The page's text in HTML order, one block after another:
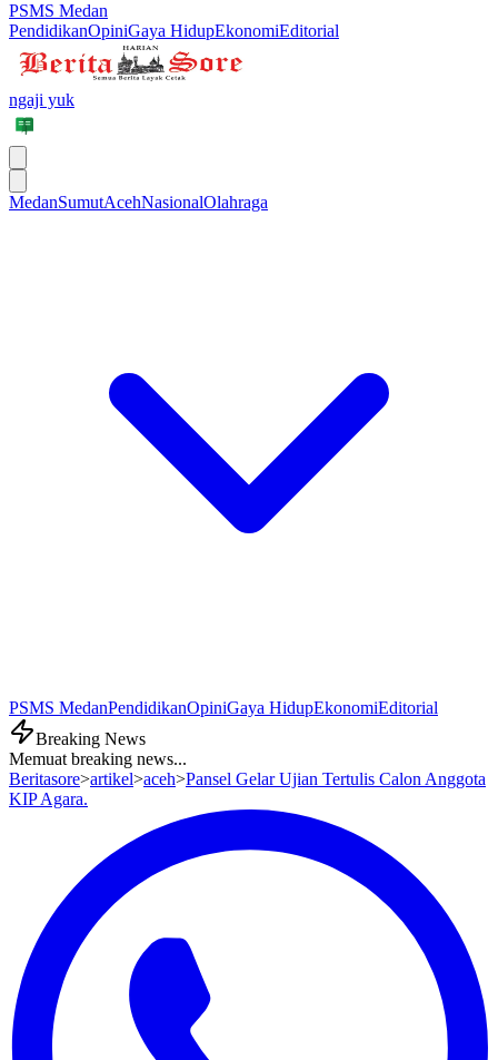
PSMS Medan
PendidikanOpiniGaya HidupEkonomiEditorial
ngaji yuk
MedanSumutAcehNasionalOlahraga
PSMS MedanPendidikanOpiniGaya HidupEkonomiEditorial
Breaking News
Memuat breaking news...
Beritasore>artikel>aceh>Pansel Gelar Ujian Tertulis Calon Anggota
KIP Agara.